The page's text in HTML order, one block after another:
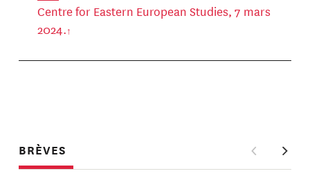
Centre for Eastern European Studies, 7 mars
2024.
BRÈVES